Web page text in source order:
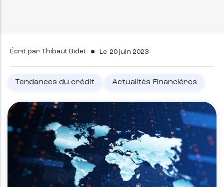
Écrit par Thibaut Bidet Le 20 juin 2023
Tendances du crédit Actualités Financières